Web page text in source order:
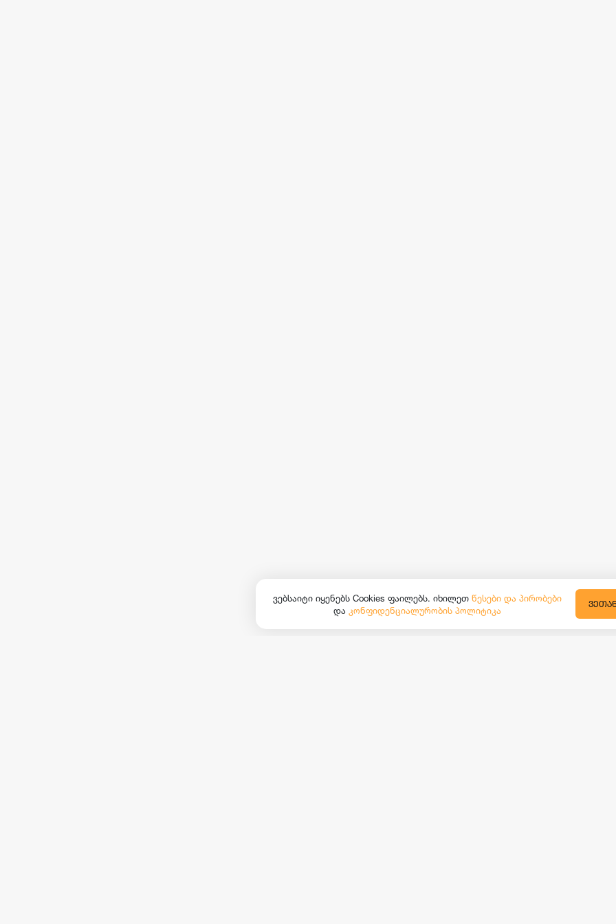
ვებსაიტი იყენებს Cookies ფაილებს. იხილეთ წესები და პირობები
და კონფიდენციალურობის პოლიტიკა